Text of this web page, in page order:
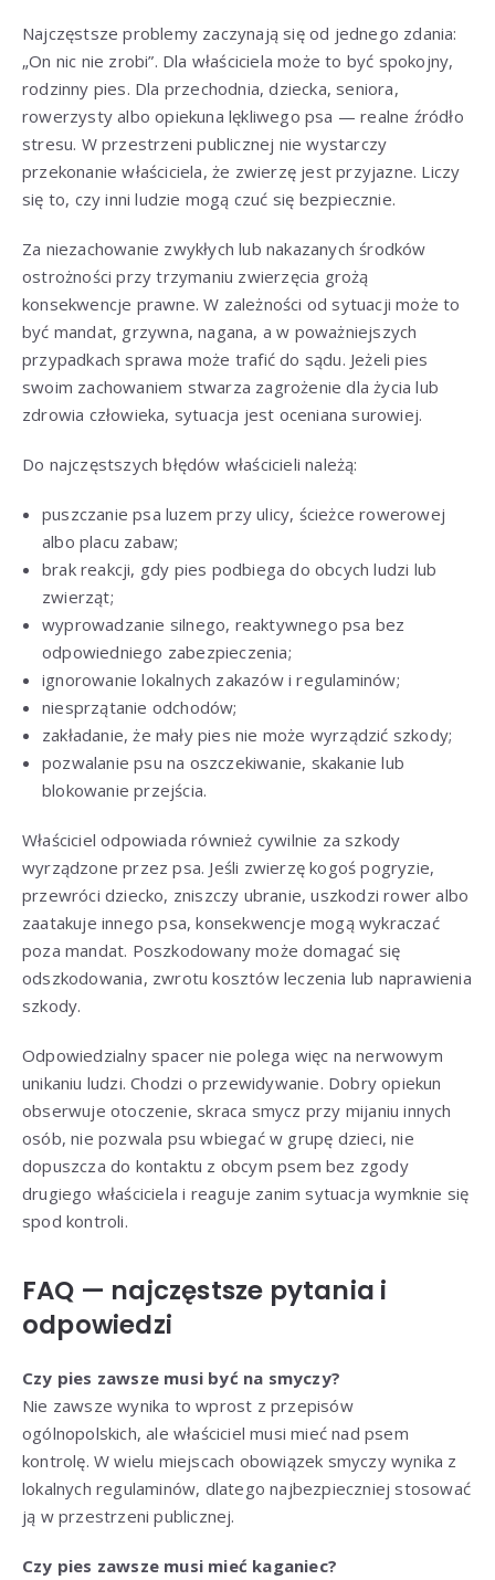
Najczęstsze problemy zaczynają się od jednego zdania:
„On nic nie zrobi”. Dla właściciela może to być spokojny,
rodzinny pies. Dla przechodnia, dziecka, seniora,
rowerzysty albo opiekuna lękliwego psa — realne źródło
stresu. W przestrzeni publicznej nie wystarczy
przekonanie właściciela, że zwierzę jest przyjazne. Liczy
się to, czy inni ludzie mogą czuć się bezpiecznie.
Za niezachowanie zwykłych lub nakazanych środków
ostrożności przy trzymaniu zwierzęcia grożą
konsekwencje prawne. W zależności od sytuacji może to
być mandat, grzywna, nagana, a w poważniejszych
przypadkach sprawa może trafić do sądu. Jeżeli pies
swoim zachowaniem stwarza zagrożenie dla życia lub
zdrowia człowieka, sytuacja jest oceniana surowiej.
Do najczęstszych błędów właścicieli należą:
puszczanie psa luzem przy ulicy, ścieżce rowerowej
albo placu zabaw;
brak reakcji, gdy pies podbiega do obcych ludzi lub
zwierząt;
wyprowadzanie silnego, reaktywnego psa bez
odpowiedniego zabezpieczenia;
ignorowanie lokalnych zakazów i regulaminów;
niesprzątanie odchodów;
zakładanie, że mały pies nie może wyrządzić szkody;
pozwalanie psu na oszczekiwanie, skakanie lub
blokowanie przejścia.
Właściciel odpowiada również cywilnie za szkody
wyrządzone przez psa. Jeśli zwierzę kogoś pogryzie,
przewróci dziecko, zniszczy ubranie, uszkodzi rower albo
zaatakuje innego psa, konsekwencje mogą wykraczać
poza mandat. Poszkodowany może domagać się
odszkodowania, zwrotu kosztów leczenia lub naprawienia
szkody.
Odpowiedzialny spacer nie polega więc na nerwowym
unikaniu ludzi. Chodzi o przewidywanie. Dobry opiekun
obserwuje otoczenie, skraca smycz przy mijaniu innych
osób, nie pozwala psu wbiegać w grupę dzieci, nie
dopuszcza do kontaktu z obcym psem bez zgody
drugiego właściciela i reaguje zanim sytuacja wymknie się
spod kontroli.
FAQ — najczęstsze pytania i
odpowiedzi
Czy pies zawsze musi być na smyczy?
Nie zawsze wynika to wprost z przepisów
ogólnopolskich, ale właściciel musi mieć nad psem
kontrolę. W wielu miejscach obowiązek smyczy wynika z
lokalnych regulaminów, dlatego najbezpieczniej stosować
ją w przestrzeni publicznej.
Czy pies zawsze musi mieć kaganiec?